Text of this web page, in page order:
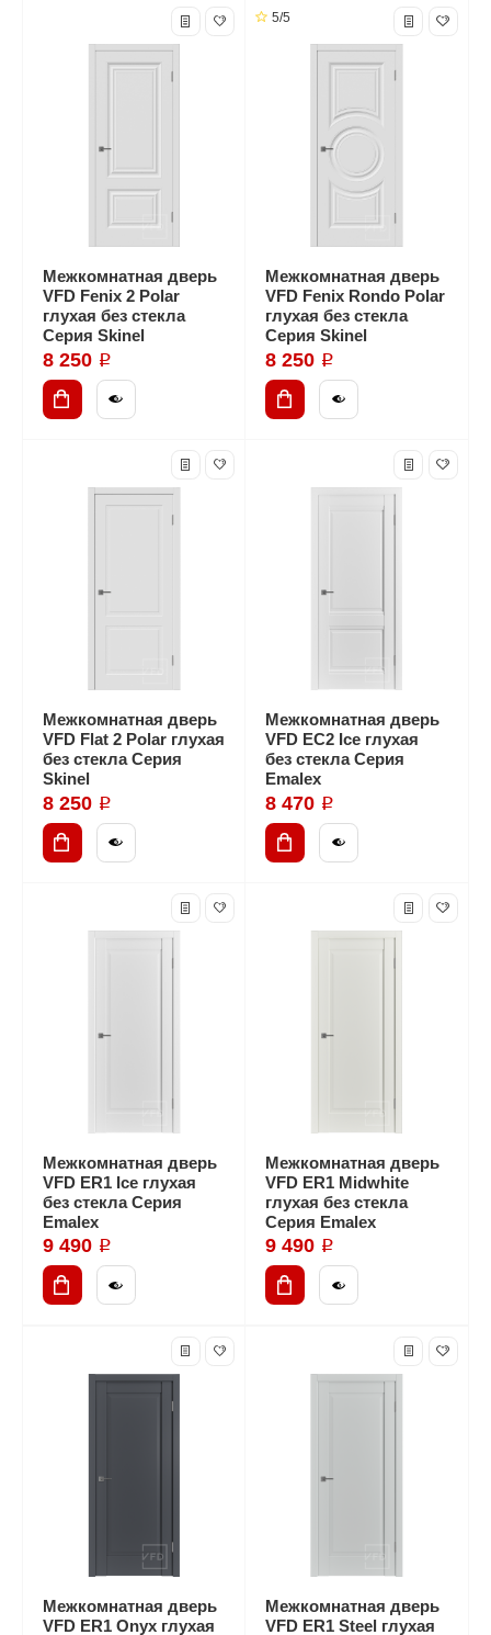
Межкомнатная дверь
VFD Fenix 2 Polar
глухая без стекла
Серия Skinel
8 250 ₽
5/5
Межкомнатная дверь
VFD Fenix Rondo Polar
глухая без стекла
Серия Skinel
8 250 ₽
Межкомнатная дверь
VFD Flat 2 Polar глухая
без стекла Серия
Skinel
8 250 ₽
Межкомнатная дверь
VFD EC2 Ice глухая
без стекла Серия
Emalex
8 470 ₽
Межкомнатная дверь
VFD ER1 Ice глухая
без стекла Серия
Emalex
9 490 ₽
Межкомнатная дверь
VFD ER1 Midwhite
глухая без стекла
Серия Emalex
9 490 ₽
Межкомнатная дверь
VFD ER1 Onyx глухая
Межкомнатная дверь
VFD ER1 Steel глухая